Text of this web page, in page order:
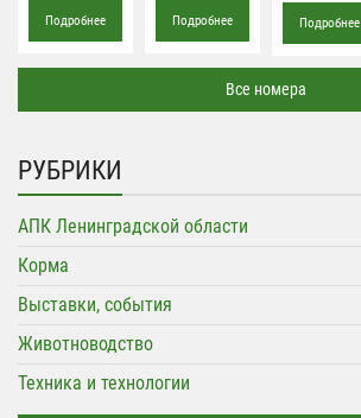
Подробнее Подробнее Подробнее
Все номера
РУБРИКИ
АПК Ленинградской области
Корма
Выставки, события
Животноводство
Техника и технологии